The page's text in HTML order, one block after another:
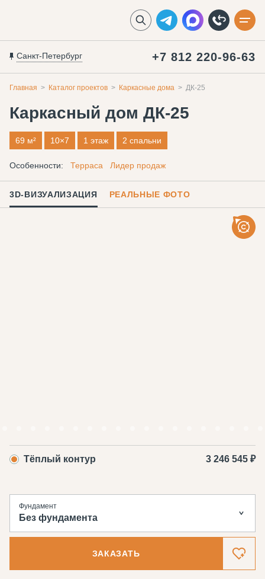
Санкт-Петербург +7 812 220-96-63
Главная Каталог проектов Каркасные дома ДК-25
Каркасный дом ДК-25
69 м² 10×7 1 этаж 2 спальни
Особенности: Терраса Лидер продаж
3D-ВИЗУАЛИЗАЦИЯ РЕАЛЬНЫЕ ФОТО
Тёплый контур 3 246 545 ₽
Фундамент
Без фундамента
ЗАКАЗАТЬ